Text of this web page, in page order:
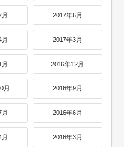
2017年6月
2017年3月
2016年12月
月 2016年9月
2016年6月
2016年3月